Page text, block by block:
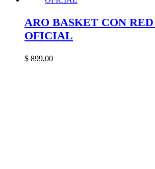
ARO BASKET CON
OFICIAL
$ 899,00